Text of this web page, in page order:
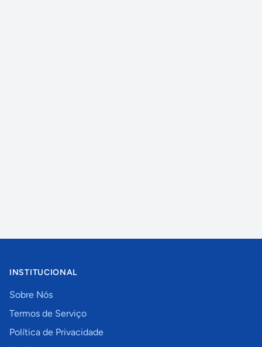
INSTITUCIONAL
Sobre Nós
Termos de Serviço
Política de Privacidade